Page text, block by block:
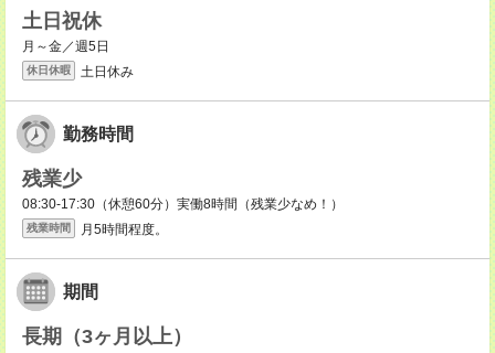
土日祝休
月～金／週5日
休日休暇 土日休み
勤務時間
残業少
08:30-17:30（休憩60分）実働8時間（残業少なめ！）
残業時間 月5時間程度。
期間
長期（3ヶ月以上）